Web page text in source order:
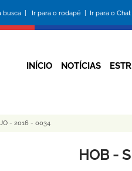
busca | Ir para o rodapé | Ir para o Chat
INÍCIO NOTÍCIAS
- 2016 - 0034
HOB -